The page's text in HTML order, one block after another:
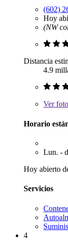
(602)
Hoy
(NW
Distancia
4.9
Ver
Horario
Lun. -
Hoy abierto
Servicios
4